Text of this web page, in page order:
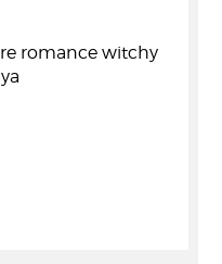
romance witchy